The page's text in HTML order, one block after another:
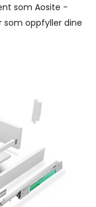
som Aosite -
oppfyller dine